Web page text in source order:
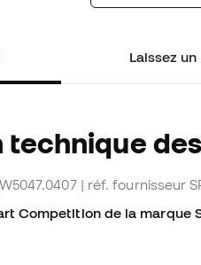
Laissez un
technique
| réf. fournisseur
Competition de la marque